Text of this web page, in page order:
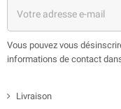
Vous pouvez vous
informations de contact
Livraison